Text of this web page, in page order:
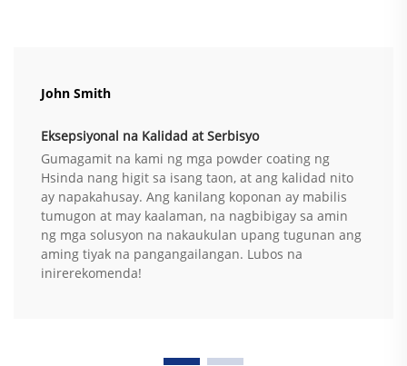
John Smith
Eksepsiyonal na Kalidad at Serbisyo
Gumagamit na kami ng mga powder coating ng
Hsinda nang higit sa isang taon, at ang kalidad nito
ay napakahusay. Ang kanilang koponan ay mabilis
tumugon at may kaalaman, na nagbibigay sa amin
ng mga solusyon na nakaukulan upang tugunan ang
aming tiyak na pangangailangan. Lubos na
inirerekomenda!